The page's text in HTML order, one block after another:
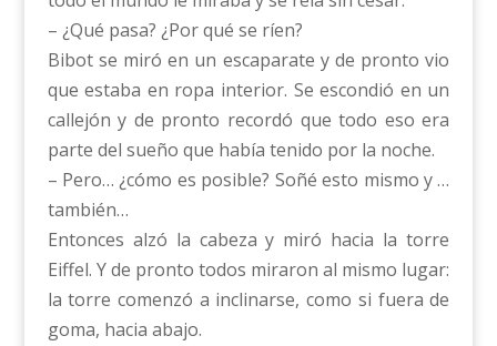
– ¿Qué pasa? ¿Por qué se ríen?
Bibot se miró en un escaparate y de pronto vio
que estaba en ropa interior. Se escondió en un
callejón y de pronto recordó que todo eso era
parte del sueño que había tenido por la noche.
– Pero… ¿cómo es posible? Soñé esto mismo y …
también…
Entonces alzó la cabeza y miró hacia la torre
Eiffel. Y de pronto todos miraron al mismo lugar:
la torre comenzó a inclinarse, como si fuera de
goma, hacia abajo.